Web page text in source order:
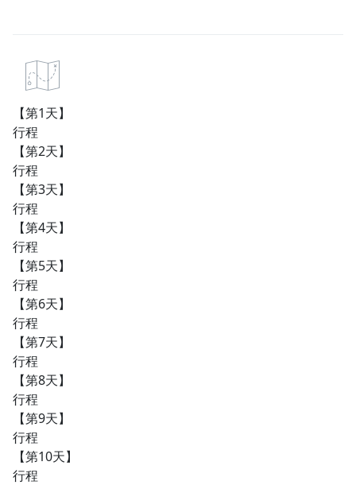
【第1天】
行程
【第2天】
行程
【第3天】
行程
【第4天】
行程
【第5天】
行程
【第6天】
行程
【第7天】
行程
【第8天】
行程
【第9天】
行程
【第10天】
行程